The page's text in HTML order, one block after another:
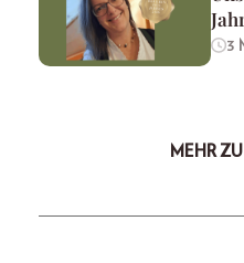
3
MEHR